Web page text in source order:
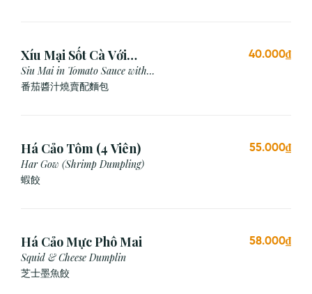
Xíu Mại Sốt Cà Với
Bánh Mì (1 Viên)
Siu Mai in Tomato Sauce with
Bread
番茄醬汁燒賣配麵包
40.000₫
Há Cảo Tôm (4 Viên)
Har Gow (Shrimp Dumpling)
蝦餃
55.000₫
Há Cảo Mực Phô Mai
Squid & Cheese Dumplin
芝⼠墨⿂餃
58.000₫